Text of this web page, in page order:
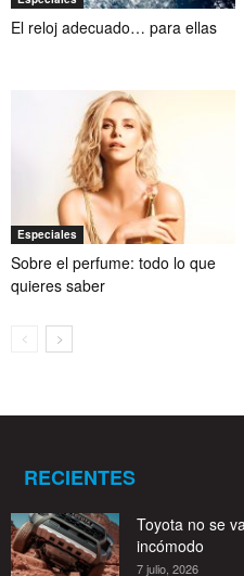
El reloj adecuado… para ellas
Especiales
Sobre el perfume: todo lo que
quieres saber
RECIENTES
Toyota no se
incómodo
7 julio, 2026